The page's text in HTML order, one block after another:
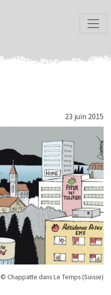
23 juin 2015
© Chappatte dans Le Temps (Suisse)